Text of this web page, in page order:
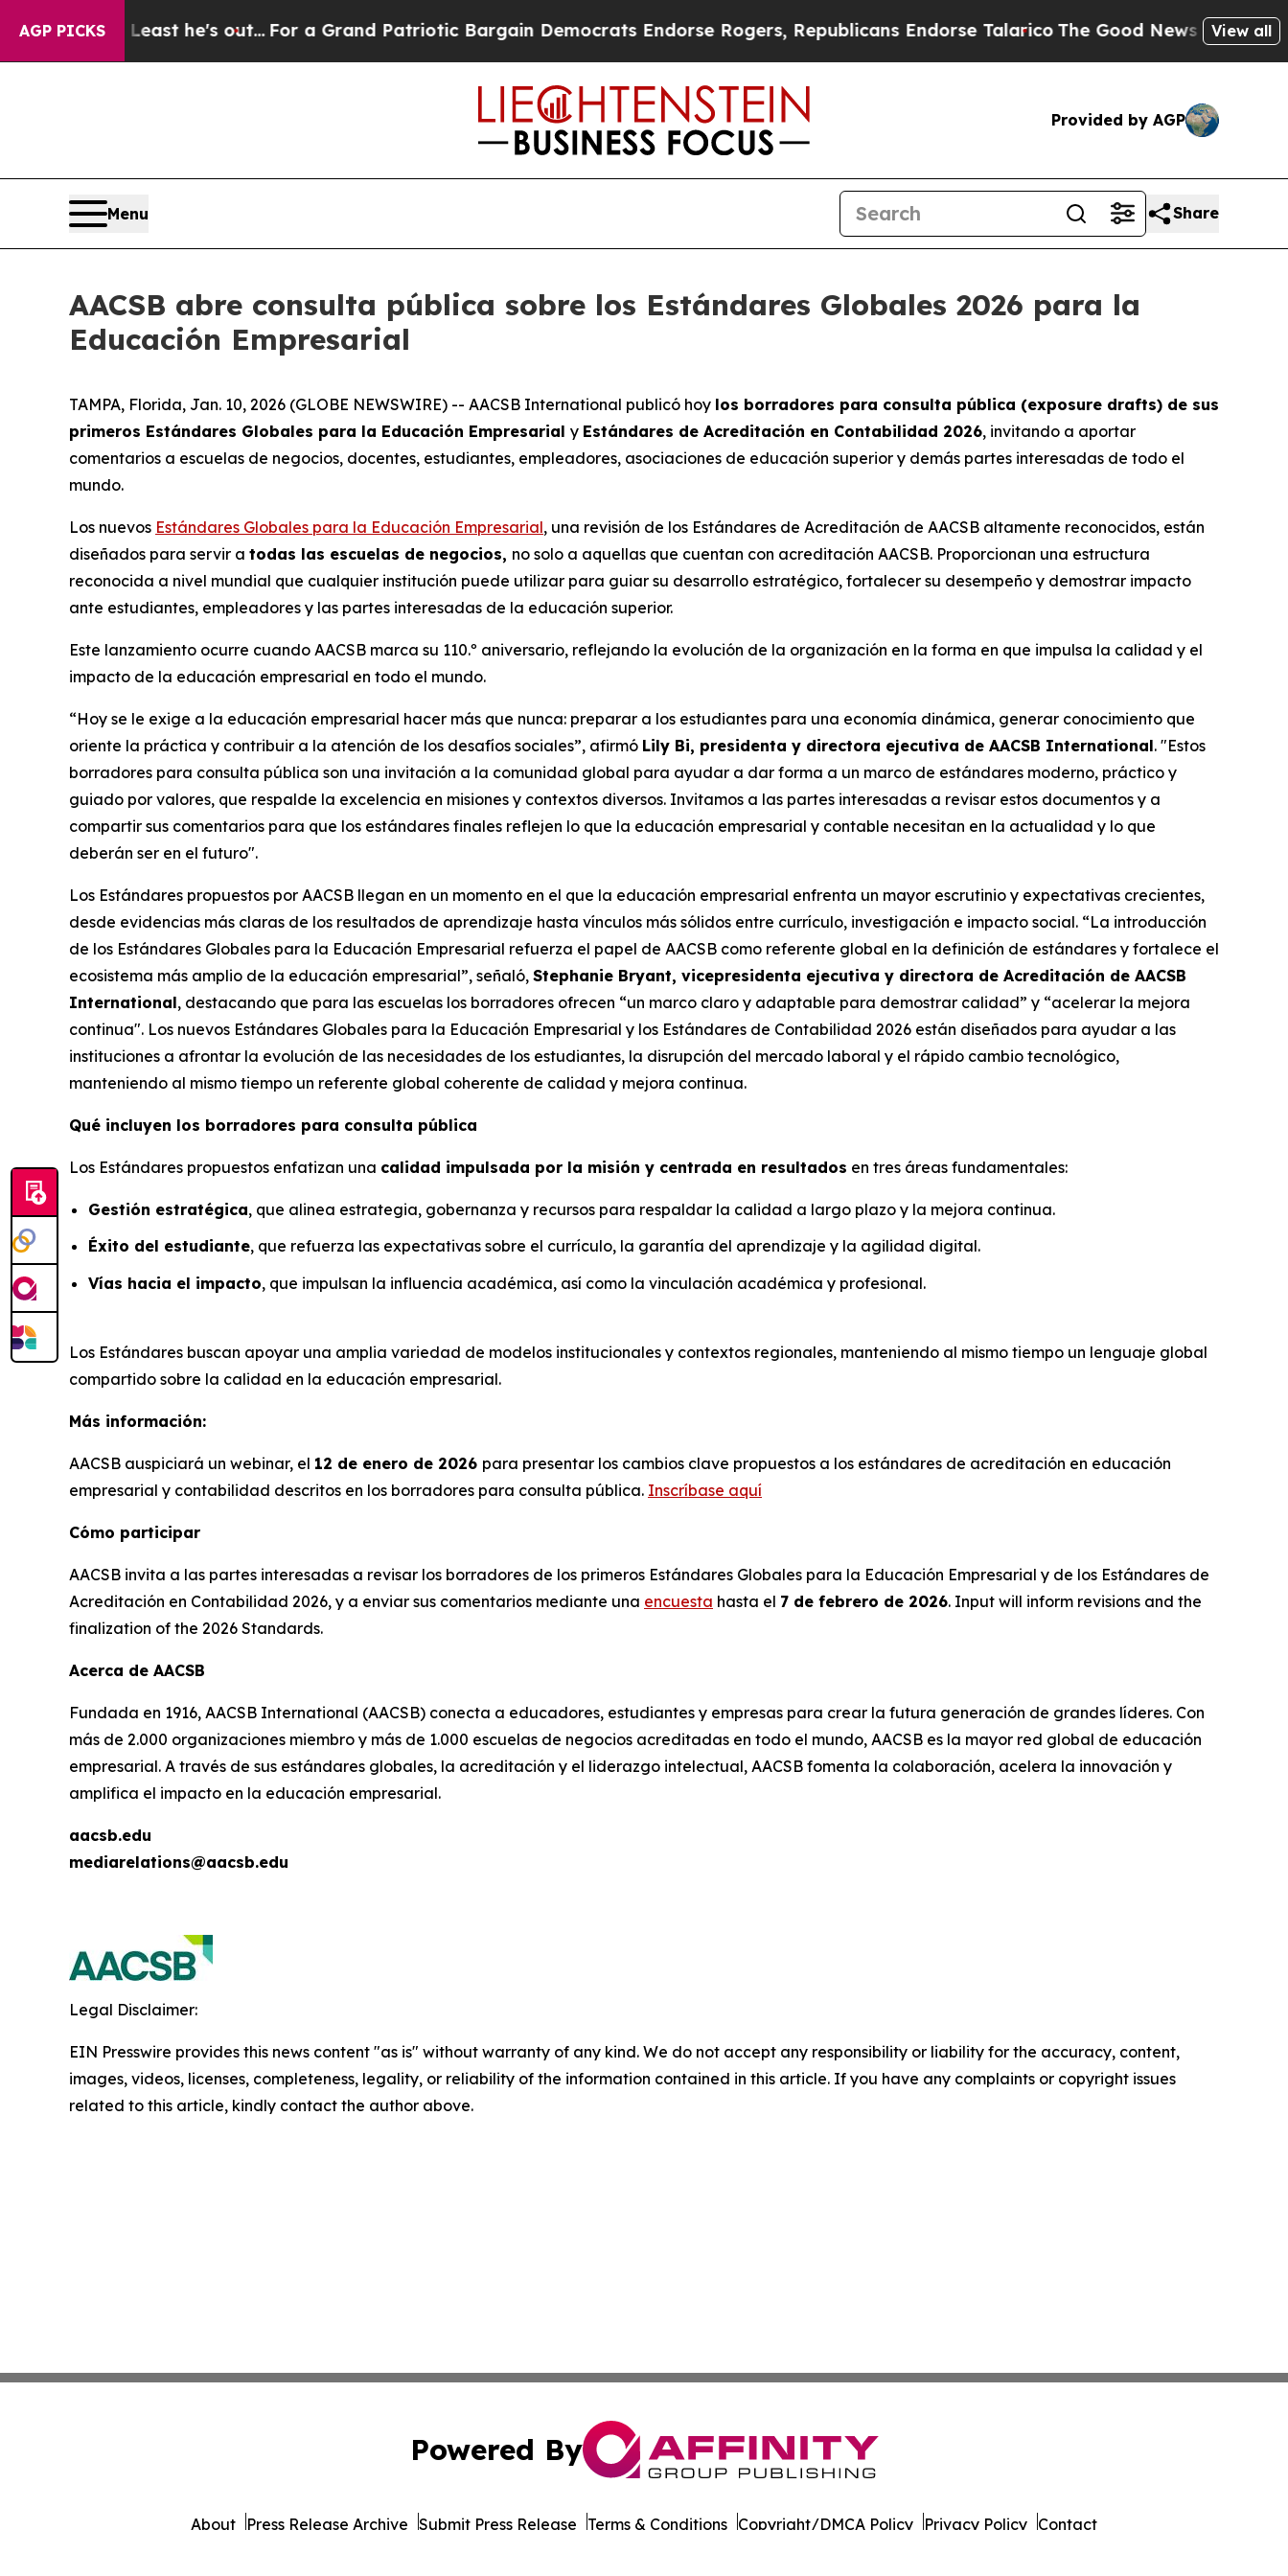
AGP PICKS
at Least he's out...For a Grand Patriotic Bargain Democrats Endorse Rogers, Republicans Endorse Talarico The Good News Trump Won’t
View all
Provided by AGP
Menu Share
AACSB abre consulta pública sobre los Estándares Globales 2026 para la
Educación Empresarial
TAMPA, Florida, Jan. 10, 2026 (GLOBE NEWSWIRE) -- AACSB International publicó hoy los borradores para consulta pública (exposure drafts) de sus
primeros Estándares Globales para la Educación Empresarial y Estándares de Acreditación en Contabilidad 2026, invitando a aportar
comentarios a escuelas de negocios, docentes, estudiantes, empleadores, asociaciones de educación superior y demás partes interesadas de todo el
mundo.
Los nuevos Estándares Globales para la Educación Empresarial, una revisión de los Estándares de Acreditación de AACSB altamente reconocidos, están
diseñados para servir a todas las escuelas de negocios, no solo a aquellas que cuentan con acreditación AACSB. Proporcionan una estructura
reconocida a nivel mundial que cualquier institución puede utilizar para guiar su desarrollo estratégico, fortalecer su desempeño y demostrar impacto
ante estudiantes, empleadores y las partes interesadas de la educación superior.
Este lanzamiento ocurre cuando AACSB marca su 110.º aniversario, reflejando la evolución de la organización en la forma en que impulsa la calidad y el
impacto de la educación empresarial en todo el mundo.
“Hoy se le exige a la educación empresarial hacer más que nunca: preparar a los estudiantes para una economía dinámica, generar conocimiento que
oriente la práctica y contribuir a la atención de los desafíos sociales”, afirmó Lily Bi, presidenta y directora ejecutiva de AACSB International. "Estos
borradores para consulta pública son una invitación a la comunidad global para ayudar a dar forma a un marco de estándares moderno, práctico y
guiado por valores, que respalde la excelencia en misiones y contextos diversos. Invitamos a las partes interesadas a revisar estos documentos y a
compartir sus comentarios para que los estándares finales reflejen lo que la educación empresarial y contable necesitan en la actualidad y lo que
deberán ser en el futuro".
Los Estándares propuestos por AACSB llegan en un momento en el que la educación empresarial enfrenta un mayor escrutinio y expectativas crecientes,
desde evidencias más claras de los resultados de aprendizaje hasta vínculos más sólidos entre currículo, investigación e impacto social. “La introducción
de los Estándares Globales para la Educación Empresarial refuerza el papel de AACSB como referente global en la definición de estándares y fortalece el
ecosistema más amplio de la educación empresarial”, señaló, Stephanie Bryant, vicepresidenta ejecutiva y directora de Acreditación de AACSB
International, destacando que para las escuelas los borradores ofrecen “un marco claro y adaptable para demostrar calidad” y “acelerar la mejora
continua". Los nuevos Estándares Globales para la Educación Empresarial y los Estándares de Contabilidad 2026 están diseñados para ayudar a las
instituciones a afrontar la evolución de las necesidades de los estudiantes, la disrupción del mercado laboral y el rápido cambio tecnológico,
manteniendo al mismo tiempo un referente global coherente de calidad y mejora continua.
Qué incluyen los borradores para consulta pública
Los Estándares propuestos enfatizan una calidad impulsada por la misión y centrada en resultados en tres áreas fundamentales:
Gestión estratégica, que alinea estrategia, gobernanza y recursos para respaldar la calidad a largo plazo y la mejora continua.
Éxito del estudiante, que refuerza las expectativas sobre el currículo, la garantía del aprendizaje y la agilidad digital.
Vías hacia el impacto, que impulsan la influencia académica, así como la vinculación académica y profesional.
Los Estándares buscan apoyar una amplia variedad de modelos institucionales y contextos regionales, manteniendo al mismo tiempo un lenguaje global
compartido sobre la calidad en la educación empresarial.
Más información:
AACSB auspiciará un webinar, el 12 de enero de 2026 para presentar los cambios clave propuestos a los estándares de acreditación en educación
empresarial y contabilidad descritos en los borradores para consulta pública. Inscríbase aquí
Cómo participar
AACSB invita a las partes interesadas a revisar los borradores de los primeros Estándares Globales para la Educación Empresarial y de los Estándares de
Acreditación en Contabilidad 2026, y a enviar sus comentarios mediante una encuesta hasta el 7 de febrero de 2026. Input will inform revisions and the
finalization of the 2026 Standards.
Acerca de AACSB
Fundada en 1916, AACSB International (AACSB) conecta a educadores, estudiantes y empresas para crear la futura generación de grandes líderes. Con
más de 2.000 organizaciones miembro y más de 1.000 escuelas de negocios acreditadas en todo el mundo, AACSB es la mayor red global de educación
empresarial. A través de sus estándares globales, la acreditación y el liderazgo intelectual, AACSB fomenta la colaboración, acelera la innovación y
amplifica el impacto en la educación empresarial.
aacsb.edu
mediarelations@aacsb.edu
Legal Disclaimer:
EIN Presswire provides this news content "as is" without warranty of any kind. We do not accept any responsibility or liability for the accuracy, content,
images, videos, licenses, completeness, legality, or reliability of the information contained in this article. If you have any complaints or copyright issues
related to this article, kindly contact the author above.
Powered By
About Press Release Archive Submit Press Release Terms & Conditions Copyright/DMCA Policy Privacy Policy Contact